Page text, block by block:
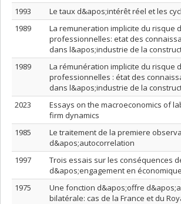
1993
Le taux d&apos;intérêt réel et les
1989
La remuneration implicite du risque
professionnelles: etat des
dans l&apos;industrie de la
1989
La rémunération implicite du risque
professionnelles : état des
dans l&apos;industrie de la
2023
Essays on the macroeconomics of
firm dynamics
1985
Le traitement de la premiere
d&apos;autocorrelation
1997
Trois essais sur les conséquences
d&apos;engagement en économique
1975
Une fonction d&apos;offre
bilatérale: cas de la France et du